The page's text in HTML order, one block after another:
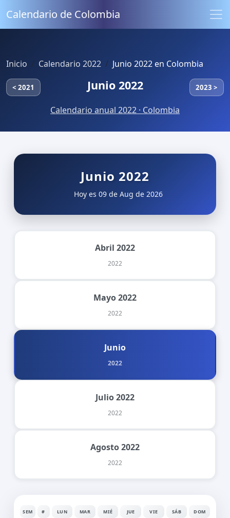
Calendario de Colombia
Inicio Calendario 2022 Junio 2022 en Colombia
< 2021 Junio 2022 2023 >
Calendario anual 2022 · Colombia
Junio 2022
Hoy es 09 de Aug de 2026
Abril 2022
2022
Mayo 2022
2022
Junio
2022
Julio 2022
2022
Agosto 2022
2022
SEM # LUN MAR MIÉ JUE VIE SÁB DOM